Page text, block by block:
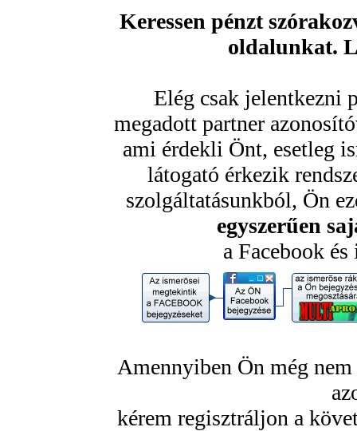
Keressen pénzt
oldalunkat.
Elég csak jelentkezni
megadott partner
ami érdekli Önt, esetleg
látogató érkezik
szolgáltatásunkból, Ön
egyszerűen
a Facebook
Amennyiben Ön még
kérem regisztráljon a